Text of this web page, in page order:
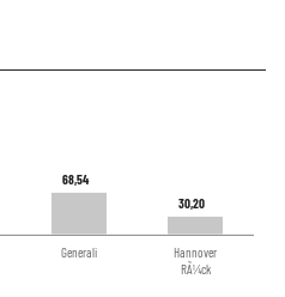
68,54
68,54
30,20
30,20
Generali
Hannover
RÃ¼ck